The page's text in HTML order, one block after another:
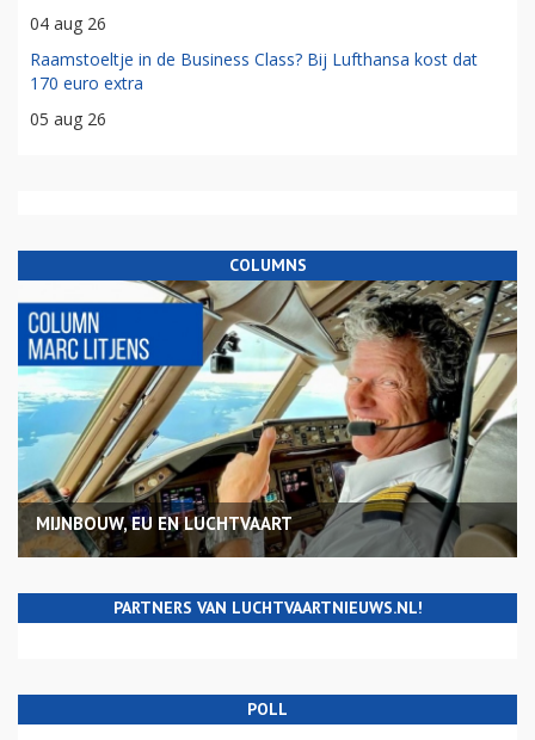
04 aug 26
Raamstoeltje in de Business Class? Bij Lufthansa kost dat
170 euro extra
05 aug 26
COLUMNS
MIJNBOUW, EU EN LUCHTVAART
PARTNERS VAN LUCHTVAARTNIEUWS.NL!
POLL